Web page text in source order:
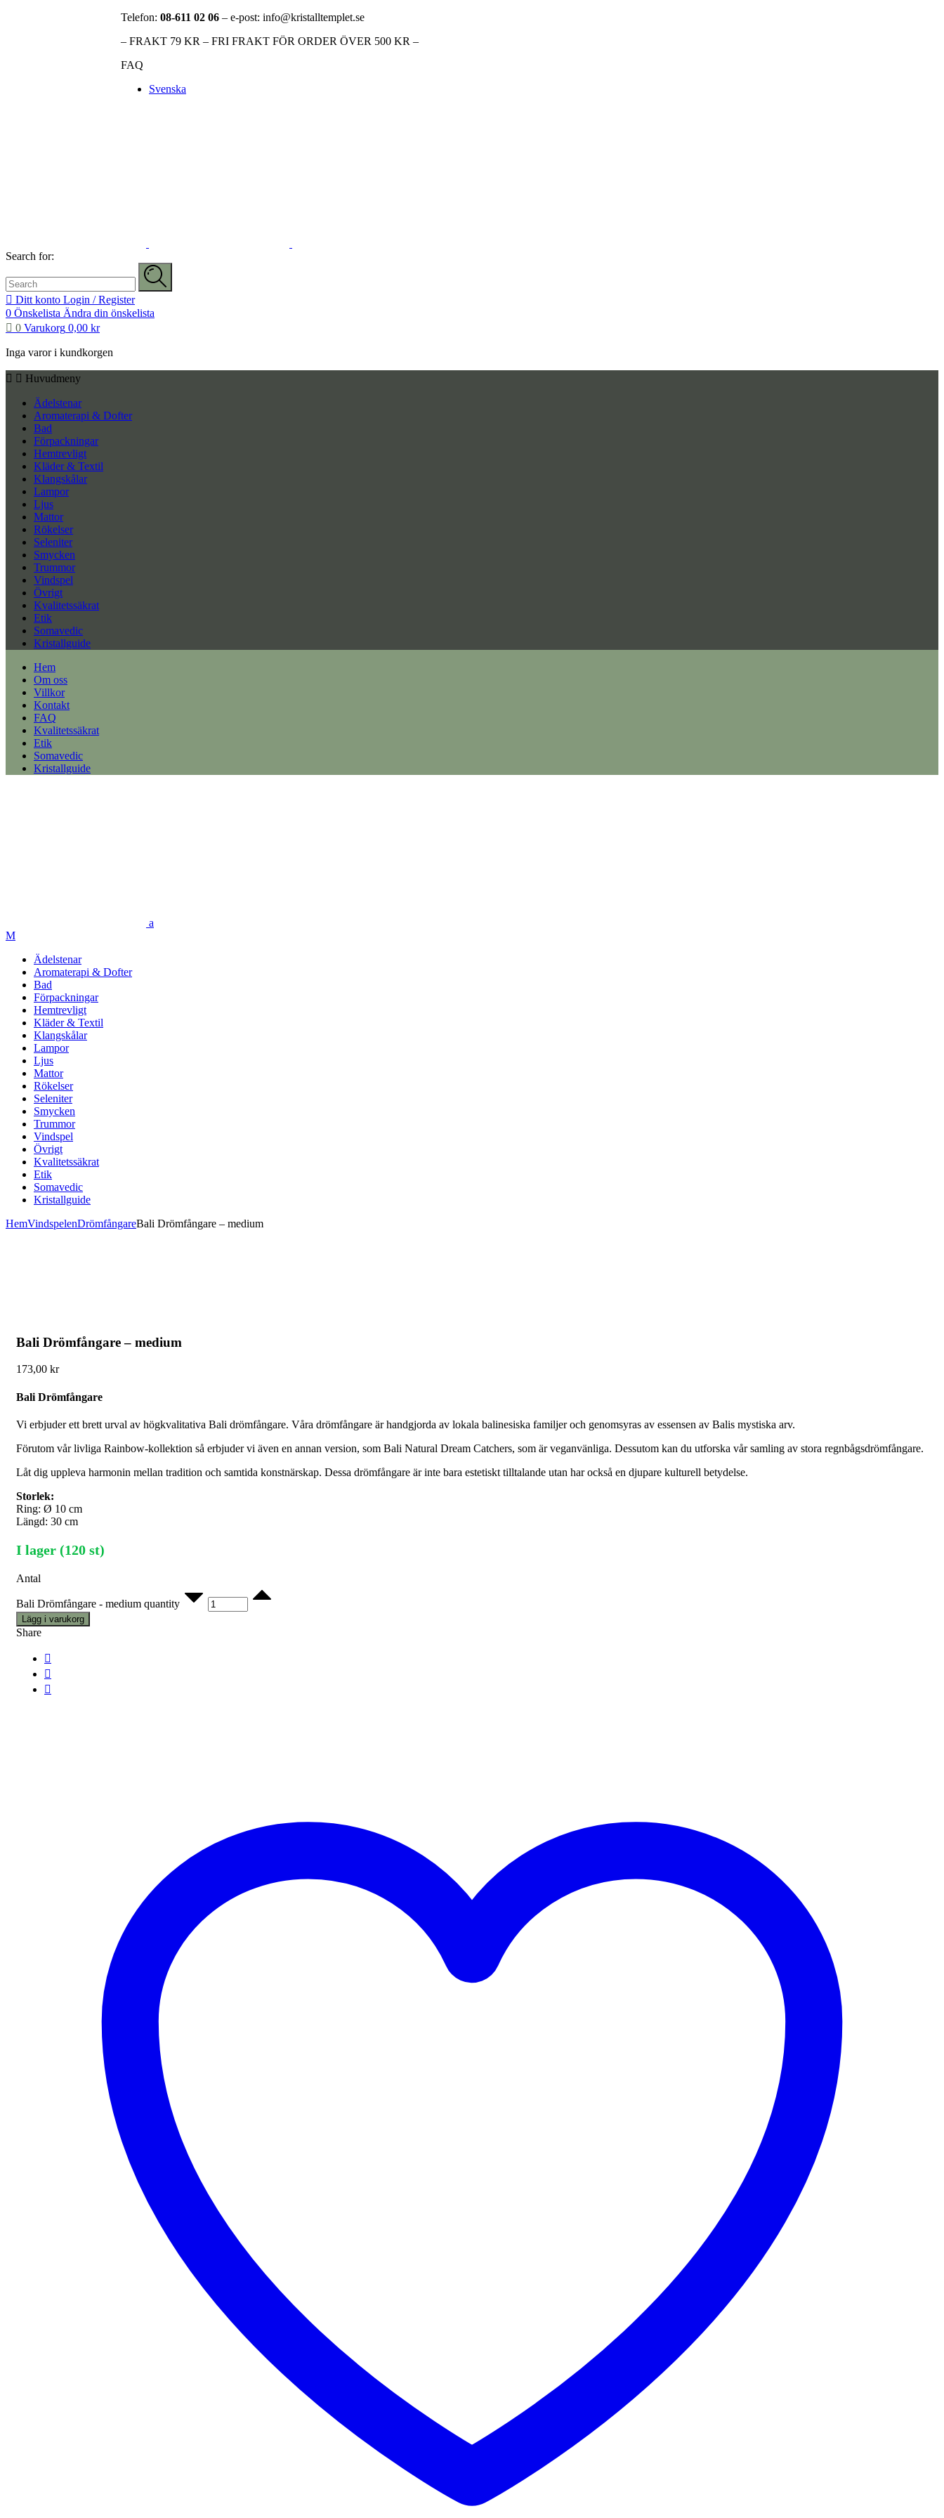
Telefon: 08-611 02 06 – e-post: info@kristalltemplet.se
– FRAKT 79 KR – FRI FRAKT FÖR ORDER ÖVER 500 KR –
FAQ
Svenska
Search for:
Ditt konto Login / Register
0 Önskelista Ändra din önskelista
0 Varukorg 0,00 kr
Inga varor i kundkorgen
Huvudmeny
Ädelstenar
Aromaterapi & Dofter
Bad
Förpackningar
Hemtrevligt
Kläder & Textil
Klangskålar
Lampor
Ljus
Mattor
Rökelser
Seleniter
Smycken
Trummor
Vindspel
Övrigt
Kvalitetssäkrat
Etik
Somavedic
Kristallguide
Hem
Om oss
Villkor
Kontakt
FAQ
Kvalitetssäkrat
Etik
Somavedic
Kristallguide
Ädelstenar
Aromaterapi & Dofter
Bad
Förpackningar
Hemtrevligt
Kläder & Textil
Klangskålar
Lampor
Ljus
Mattor
Rökelser
Seleniter
Smycken
Trummor
Vindspel
Övrigt
Kvalitetssäkrat
Etik
Somavedic
Kristallguide
HemVindspelenDrömfångareBali Drömfångare – medium
Bali Drömfångare – medium
173,00 kr
Bali Drömfångare
Vi erbjuder ett brett urval av högkvalitativa Bali drömfångare. Våra drömfångare är handgjorda av lokala balinesiska familjer och genomsyras av essensen av Balis mystiska arv.
Förutom vår livliga Rainbow-kollektion så erbjuder vi även en annan version, som Bali Natural Dream Catchers, som är veganvänliga. Dessutom kan du utforska vår samling av stora regnbågsdrömfångare.
Låt dig uppleva harmonin mellan tradition och samtida konstnärskap. Dessa drömfångare är inte bara estetiskt tilltalande utan har också en djupare kulturell betydelse.
Storlek:
Ring: Ø 10 cm
Längd: 30 cm
I lager (120 st)
Antal
Bali Drömfångare - medium quantity
Lägg i varukorg
Share